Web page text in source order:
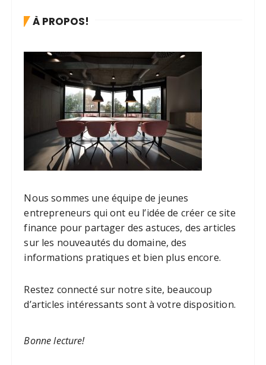
À PROPOS!
Nous sommes une équipe de jeunes
entrepreneurs qui ont eu l’idée de créer ce site
finance pour partager des astuces, des articles
sur les nouveautés du domaine, des
informations pratiques et bien plus encore.
Restez connecté sur notre site, beaucoup
d’articles intéressants sont à votre disposition.
Bonne lecture!